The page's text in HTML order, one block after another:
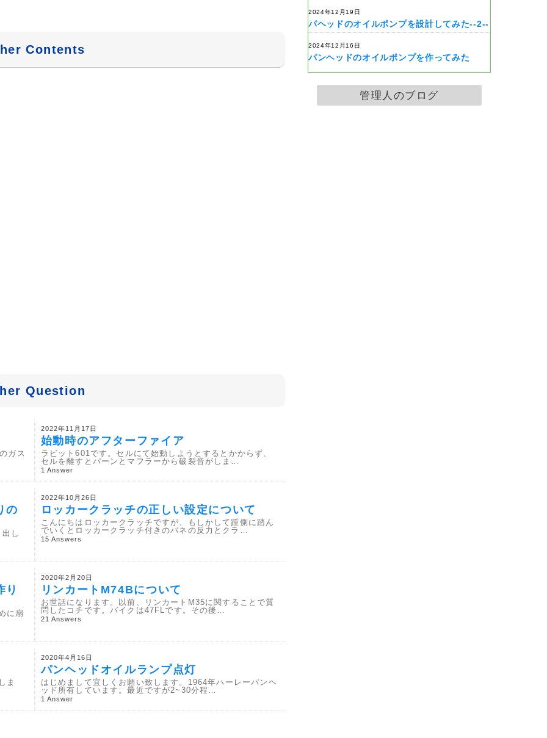
Contents
Question
ガス
2022年11月17日
始動時のアフターファイア
ラビット601です。セルにて始動しようとするとかからず、
セルを離すとパーンとマフラーから破裂音がしま…
1 Answer
の
し
2022年10月26日
ロッカークラッチの正しい設定について
こんにちはロッカークラッチですが、もしかして踵側に踏ん
でいくとロッカークラッチ付きのバネの反力とクラ…
15 Answers
り
に扇
2020年2月20日
リンカートM74Bについて
お世話になります。以前、リンカートM35に関することで質
問したコチです。バイクは47FLです。その後…
21 Answers
ま
2020年4月16日
パンヘッドオイルランプ点灯
はじめまして宜しくお願い致します。1964年ハーレーパンヘ
ッド所有しています。最近ですが2~30分程…
1 Answer
2024年12月19日
パヘッドのオイルポンプを設計してみた--2--
2024年12月16日
パンヘッドのオイルポンプを作ってみた
管理人のブログ